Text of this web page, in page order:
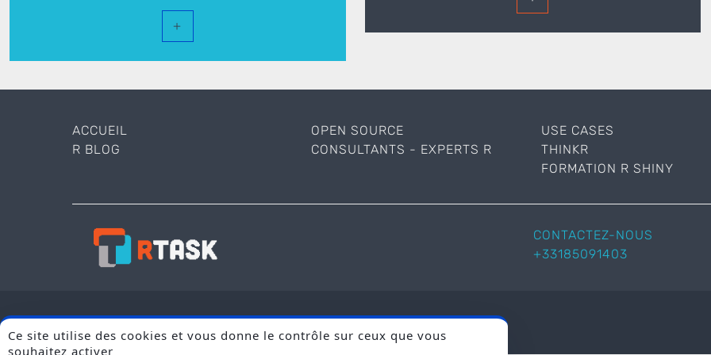
+
ACCUEIL
R BLOG
OPEN SOURCE
CONSULTANTS - EXPERTS R
USE CASES
THINKR
FORMATION R SHINY
CONTACTEZ-NOUS
+33185091403
Ce site utilise des cookies et vous donne le contrôle sur ceux que vous
souhaitez activer